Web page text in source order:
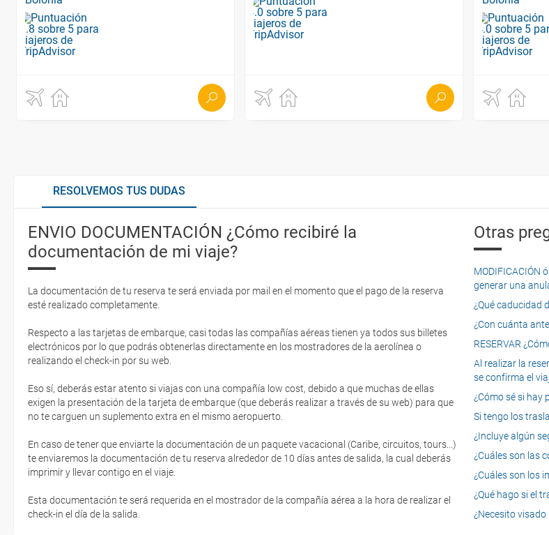
RESOLVEMOS TUS DUDAS
ENVIO DOCUMENTACIÓN ¿Cómo recibiré la
documentación de mi viaje?
La documentación de tu reserva te será enviada por mail en el momento que el pago de la reserva
esté realizado completamente.
Respecto a las tarjetas de embarque, casi todas las compañías aéreas tienen ya todos sus billetes
electrónicos por lo que podrás obtenerlas directamente en los mostradores de la aerolínea o
realizando el check-in por su web.
Eso sí, deberás estar atento si viajas con una compañía low cost, debido a que muchas de ellas
exigen la presentación de la tarjeta de embarque (que deberás realizar a través de su web) para que
no te carguen un suplemento extra en el mismo aeropuerto.
En caso de tener que enviarte la documentación de un paquete vacacional (Caribe, circuitos, tours...)
te enviaremos la documentación de tu reserva alrededor de 10 días antes de salida, la cual deberás
imprimir y llevar contigo en el viaje.
Esta documentación te será requerida en el mostrador de la compañía aérea a la hora de realizar el
check-in el día de la salida.
Otras
MODIFICACIÓN
generar una
¿Qué caducidad
¿Con cuánta
RESERVAR
Al realizar la
se confirma el
¿Cómo sé si hay
Si tengo los
¿Incluye algún
¿Cuáles son las
¿Cuáles son los
¿Qué hago si el
¿Necesito visado